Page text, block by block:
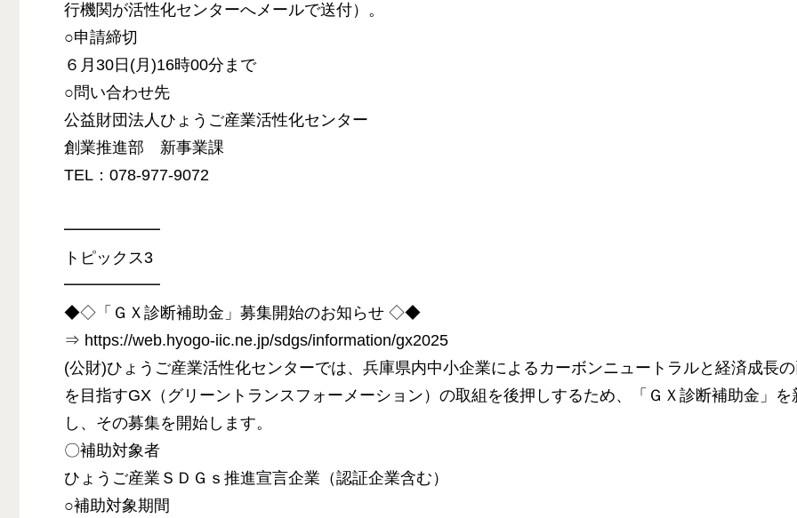
行機関が活性化センターへメールで送付）。
○申請締切
６月30日(月)16時00分まで
○問い合わせ先
公益財団法人ひょうご産業活性化センター
創業推進部 新事業課
TEL：078-977-9072
━━━━━━
トピックス3
━━━━━━
◆◇「ＧＸ診断補助金」募集開始のお知らせ ◇◆
⇒ https://web.hyogo-iic.ne.jp/sdgs/information/gx2025
(公財)ひょうご産業活性化センターでは、兵庫県内中小企業によるカーボンニュートラルと経済成長
を目指すGX（グリーントランスフォーメーション）の取組を後押しするため、「ＧＸ診断補助金」を
し、その募集を開始します。
〇補助対象者
ひょうご産業ＳＤＧｓ推進宣言企業（認証企業含む）
○補助対象期間